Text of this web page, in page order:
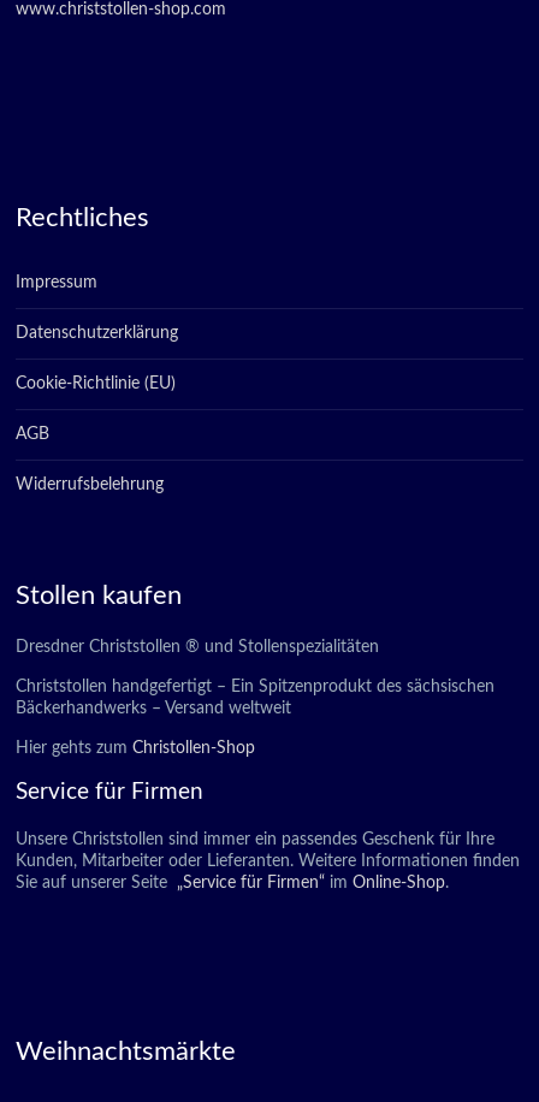
www.christstollen-shop.com
Rechtliches
Impressum
Datenschutzerklärung
Cookie-Richtlinie (EU)
AGB
Widerrufsbelehrung
Stollen kaufen
Dresdner Christstollen ® und Stollenspezialitäten
Christstollen handgefertigt – Ein Spitzenprodukt des sächsischen
Bäckerhandwerks – Versand weltweit
Hier gehts zumChristollen-Shop
Service für Firmen
Unsere Christstollen sind immer ein passendes Geschenk für Ihre
Kunden, Mitarbeiter oder Lieferanten. Weitere Informationen finden
Sie auf unserer Seite
„Service für Firmen“ im Online-Shop.
Weihnachtsmärkte